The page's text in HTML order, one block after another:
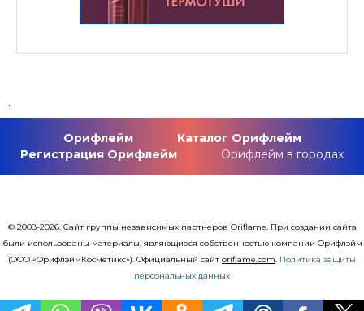
.
Орифлейм
Каталог Орифлейм
Регистрация Орифлейм
Орифлейм в городах
© 2008-2026. Сайт группы независимых партнеров Oriflame. При создании сайта
были использованы материалы, являющиеся собственностью компании Орифлэйм
(ООО «ОрифлэймКосметикс»). Официальный сайт оriflаme.com. Политика защиты
персональных данных